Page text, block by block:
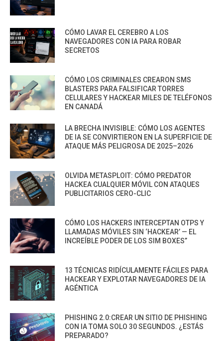
CÓMO LAVAR EL CEREBRO A LOS
NAVEGADORES CON IA PARA ROBAR
SECRETOS
CÓMO LOS CRIMINALES CREARON SMS
BLASTERS PARA FALSIFICAR TORRES
CELULARES Y HACKEAR MILES DE TELÉFONOS
EN CANADÁ
LA BRECHA INVISIBLE: CÓMO LOS AGENTES
DE IA SE CONVIRTIERON EN LA SUPERFICIE DE
ATAQUE MÁS PELIGROSA DE 2025–2026
OLVIDA METASPLOIT: CÓMO PREDATOR
HACKEA CUALQUIER MÓVIL CON ATAQUES
PUBLICITARIOS CERO-CLIC
CÓMO LOS HACKERS INTERCEPTAN OTPS Y
LLAMADAS MÓVILES SIN ‘HACKEAR’ — EL
INCREÍBLE PODER DE LOS SIM BOXES”
13 TÉCNICAS RIDÍCULAMENTE FÁCILES PARA
HACKEAR Y EXPLOTAR NAVEGADORES DE IA
AGÉNTICA
PHISHING 2.0:CREAR UN SITIO DE PHISHING
CON IA TOMA SOLO 30 SEGUNDOS. ¿ESTÁS
PREPARADO?